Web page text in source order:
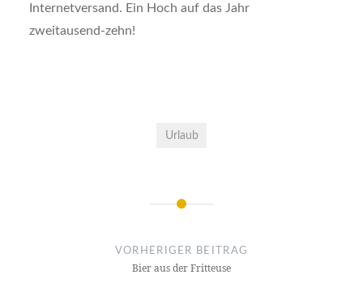
Internetversand. Ein Hoch auf das Jahr
zweitausend-zehn!
Urlaub
NavigationVORHERIGER BEITRAG
Bier aus der Fritteuse